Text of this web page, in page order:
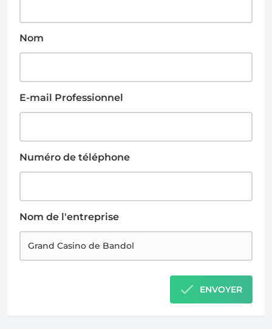
Nom
E-mail Professionnel
Numéro de téléphone
Nom de l'entreprise
ENVOYER